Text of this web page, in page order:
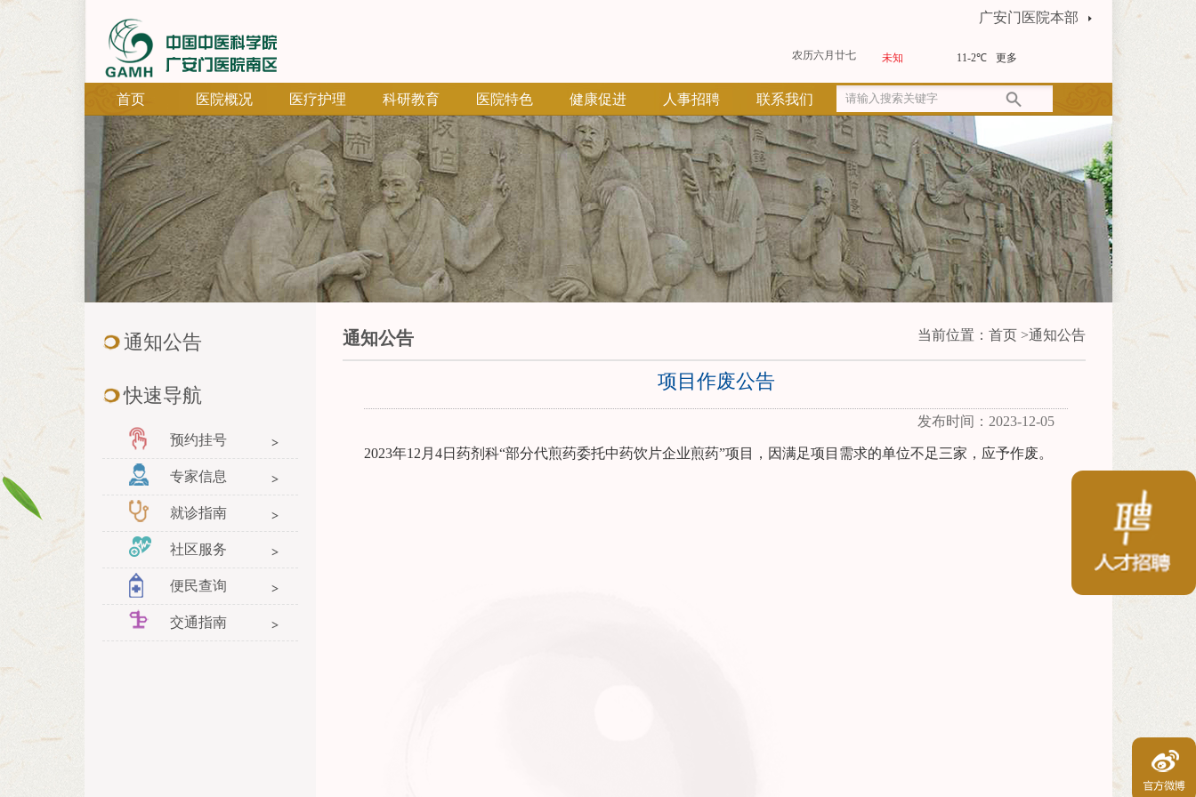
广安门医院本部
农历六月廿七
首页 医院概况 医疗护理 科研教育 医院特色 健康促进 人事招聘 联系我们
通知公告
快速导航
预约挂号
专家信息
就诊指南
社区服务
便民查询
交通指南
通知公告 当前位置： 首页>通知公告
项目作废公告
发布时间：2023-12-05
2023年12月4日药剂科“部分代煎药委托中药饮片企业煎药”项目，因满足项目需求的单位不足三家，应予作废。